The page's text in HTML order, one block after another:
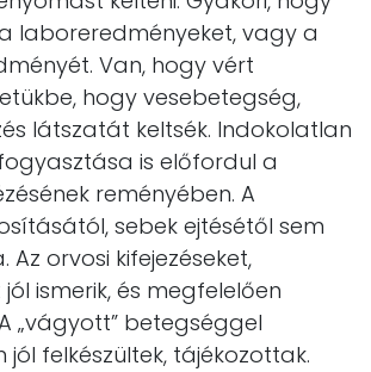
laboreredményeket, vagy a
Van, hogy vért
hogy vesebetegség,
látszatát keltsék. Indokolatlan
is előfordul a
reményében. A
sebek ejtésétől sem
Az orvosi kifejezéseket,
ismerik, és megfelelően
„vágyott” betegséggel
felkészültek, tájékozottak.